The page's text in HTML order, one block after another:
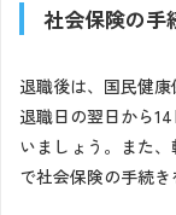
社会保険の手
退職後は、国民健康
退職日の翌日から
いましょう。また
で社会保険の手続き